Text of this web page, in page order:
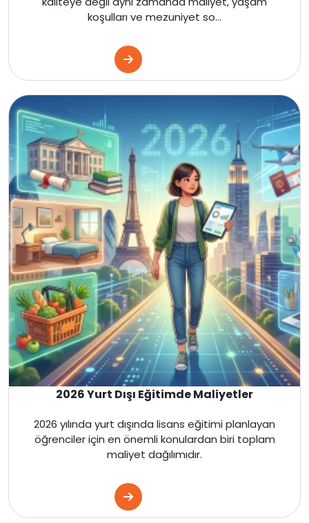
Kanada
Amerika
İngiltere
Kanada
Malta
İngiltere
Amerika
Kanada
Fransa
koşulları ve mezuniyet so...
2026 Yurt Dışı Eğitimde Maliyetler
2026 yılında yurt dışında lisans eğitimi planlayan
öğrenciler için en önemli konulardan biri toplam
maliyet dağılımıdır.